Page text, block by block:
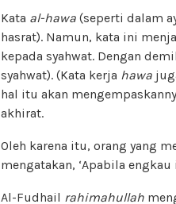
Kata al-hawa (seperti dalam
hasrat). Namun, kata ini
kepada syahwat. Dengan
syahwat). (Kata kerja hawa
hal itu akan
akhirat.
Oleh karena itu, orang yang
mengatakan, ‘Apabila
Al-Fudhail rahimahullah